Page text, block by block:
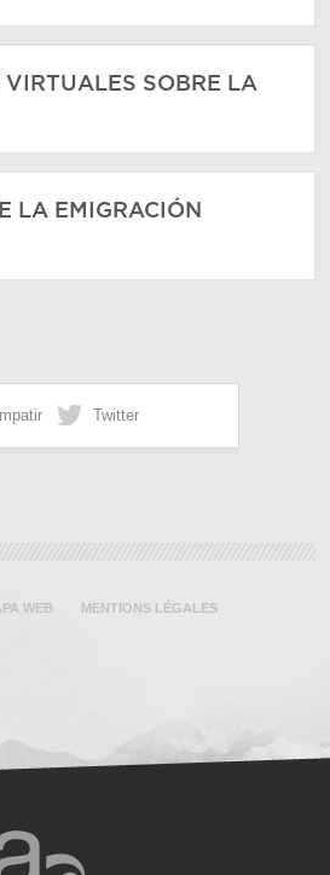
VIRTUALES SOBRE LA
LA EMIGRACIÓN
Twitter
WEB MENTIONS LÉGALES